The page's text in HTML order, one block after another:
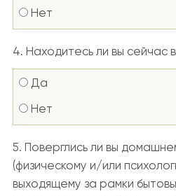
Нет
4. Находитесь ли вы сейчас
Да
Нет
5. Поверглись ли вы
(физическому и/или
выходящему за рамки